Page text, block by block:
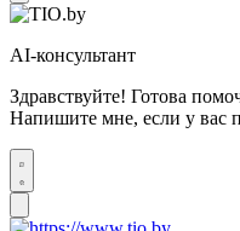
AI-консультант
Здравствуйте! Готова
Напишите мне, если у вас